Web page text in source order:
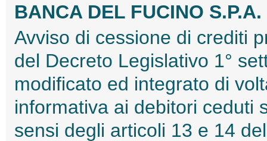
BANCA DEL FUCINO S.P.A.
Avviso di cessione di crediti
del Decreto Legislativo 1°
modificato ed integrato di
informativa ai debitori ceduti
sensi degli articoli 13 e 14